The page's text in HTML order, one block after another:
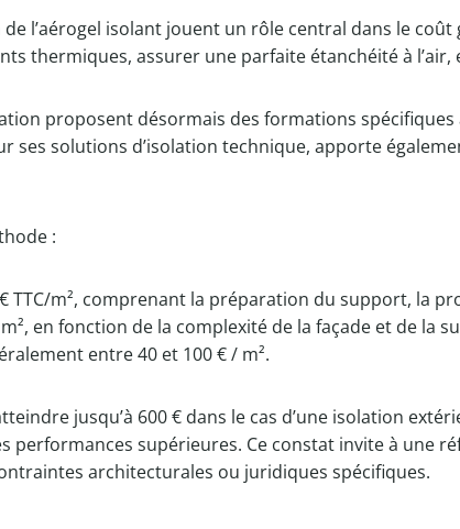
l’aérogel isolant jouent un rôle central dans le
thermiques, assurer une parfaite étanchéité à
proposent désormais des formations
solutions d’isolation technique, apporte
:
TTC/m², comprenant la préparation du support, la
en fonction de la complexité de la façade et de la
entre 40 et 100 € / m².
jusqu’à 600 € dans le cas d’une isolation
performances supérieures. Ce constat invite à une
architecturales ou juridiques spécifiques.